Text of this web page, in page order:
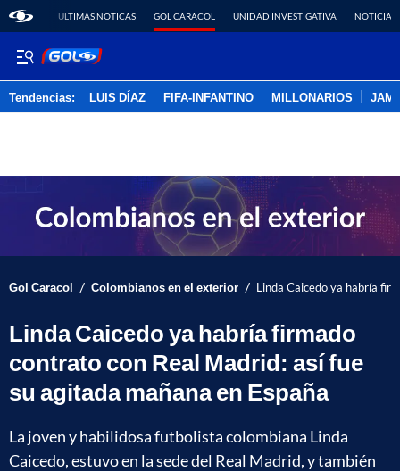
ÚLTIMAS NOTICAS GOL CARACOL UNIDAD INVESTIGATIVA NOTICIAS
Tendencias: LUIS DÍAZ FIFA-INFANTINO MILLONARIOS
Gol Caracol / Colombianos en el exterior / Linda Caicedo ya habría
Linda Caicedo ya habría firmado
contrato con Real Madrid: así fue
su agitada mañana en España
La joven y habilidosa futbolista colombiana Linda
Caicedo, estuvo en la sede del Real Madrid, y también